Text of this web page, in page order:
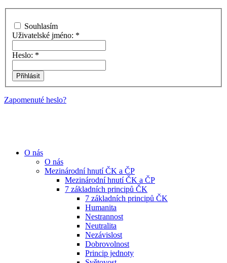
Souhlasím
Uživatelské jméno: *
Heslo: *
Zapomenuté heslo?
O nás
O nás
Mezinárodní hnutí ČK a ČP
Mezinárodní hnutí ČK a ČP
7 základních principů ČK
7 základních principů ČK
Humanita
Nestrannost
Neutralita
Nezávislost
Dobrovolnost
Princip jednoty